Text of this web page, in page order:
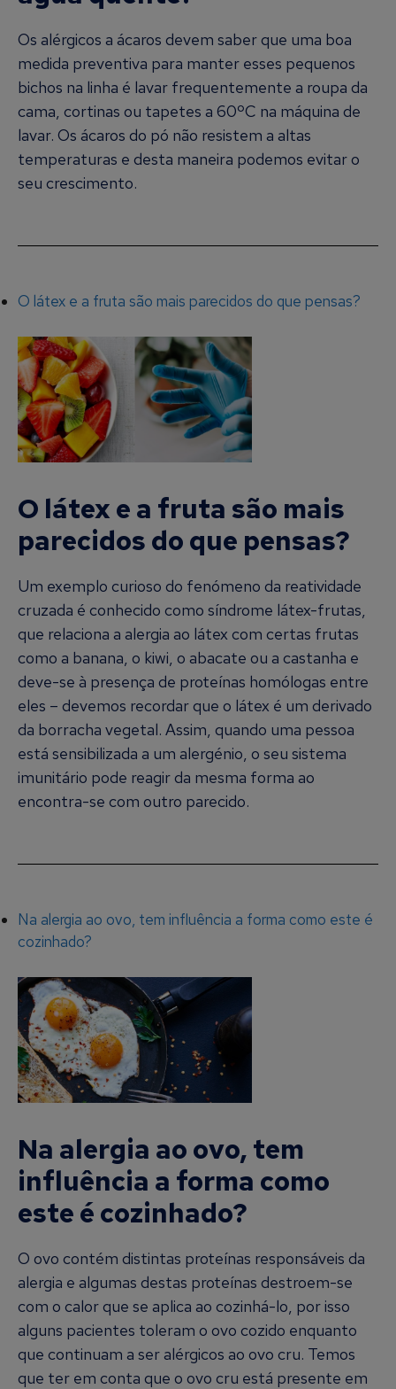
Os alérgicos a ácaros devem saber que uma boa
medida preventiva para manter esses pequenos
bichos na linha é lavar frequentemente a roupa da
cama, cortinas ou tapetes a 60ºC na máquina de
lavar. Os ácaros do pó não resistem a altas
temperaturas e desta maneira podemos evitar o
seu crescimento.
O látex e a fruta são mais parecidos do que pensas?
O látex e a fruta são mais
parecidos do que pensas?
Um exemplo curioso do fenómeno da reatividade
cruzada é conhecido como síndrome látex-frutas,
que relaciona a alergia ao látex com certas frutas
como a banana, o kiwi, o abacate ou a castanha e
deve-se à presença de proteínas homólogas entre
eles – devemos recordar que o látex é um derivado
da borracha vegetal. Assim, quando uma pessoa
está sensibilizada a um alergénio, o seu sistema
imunitário pode reagir da mesma forma ao
encontra-se com outro parecido.
Na alergia ao ovo, tem influência a forma como este é
cozinhado?
Na alergia ao ovo, tem
influência a forma como
este é cozinhado?
O ovo contém distintas proteínas responsáveis da
alergia e algumas destas proteínas destroem-se
com o calor que se aplica ao cozinhá-lo, por isso
alguns pacientes toleram o ovo cozido enquanto
que continuam a ser alérgicos ao ovo cru. Temos
que ter em conta que o ovo cru está presente em